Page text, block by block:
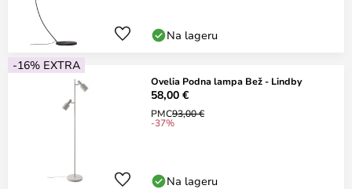
Na lageru
-16% EXTRA
Ovelia Podna lampa Bež - Lindby
58,00 €
PMC93,00 €
-37%
Na lageru